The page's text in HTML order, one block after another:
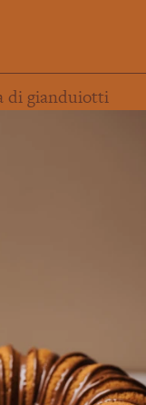
di gianduiotti